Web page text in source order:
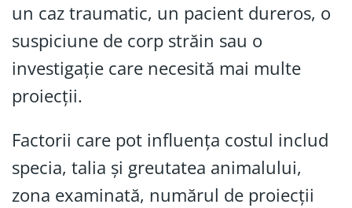
un caz traumatic, un pacient dureros, o
suspiciune de corp străin sau o
investigație care necesită mai multe
proiecții.
Factorii care pot influența costul includ
specia, talia și greutatea animalului,
zona examinată, numărul de proiecții